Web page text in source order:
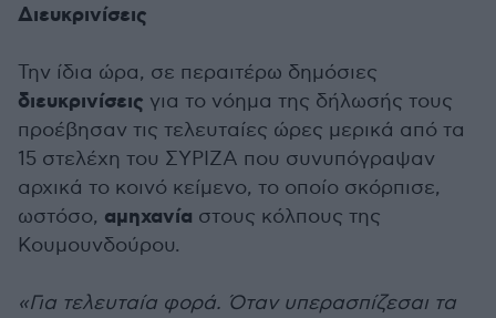
Διευκρινίσεις
Την ίδια ώρα, σε περαιτέρω δημόσιες
διευκρινίσεις για το νόημα της δήλωσής τους
προέβησαν τις τελευταίες ώρες μερικά από τα
15 στελέχη του ΣΥΡΙΖΑ που συνυπόγραψαν
αρχικά το κοινό κείμενο, το οποίο σκόρπισε,
ωστόσο, αμηχανία στους κόλπους της
Κουμουνδούρου.
«Για τελευταία φορά. Όταν υπερασπίζεσαι τα